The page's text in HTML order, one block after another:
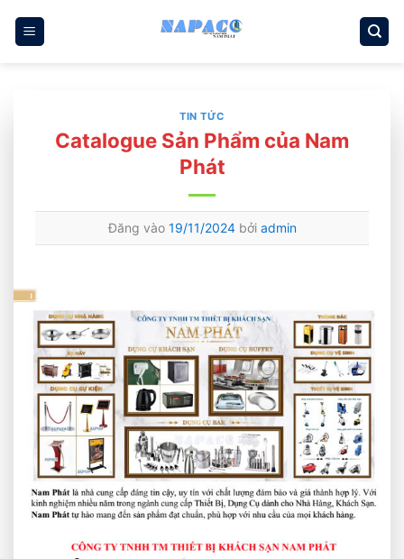
qua
TIN TỨC
Catalogue Sản Phẩm của Nam
Phát
Đăng vào 19/11/2024 bởi admin